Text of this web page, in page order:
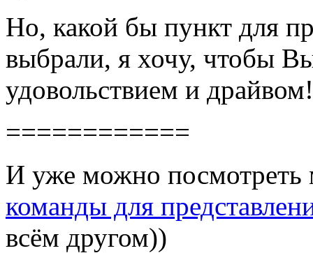
Но, какой бы пункт для
выбрали, я хочу, чтобы
удовольствием и драйвом!
============
И уже можно
команды для
всём другом))